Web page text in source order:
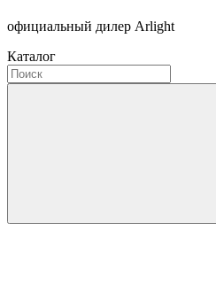
официальный дилер Arlight
Каталог